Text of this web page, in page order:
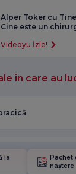
Alper Toker cu
Cine este un
Videoyu İzle!
în care au
la
Pachet
naștere